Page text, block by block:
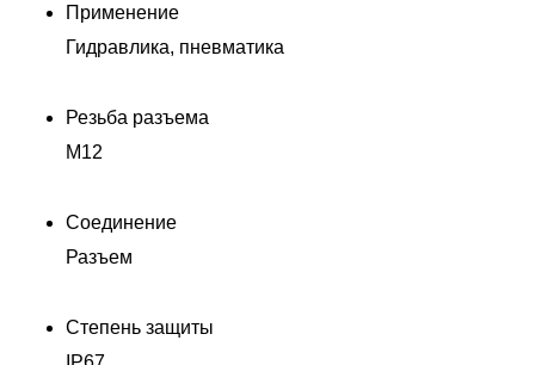
Применение
Гидравлика, пневматика
Резьба разъема
M12
Соединение
Разъем
Степень защиты